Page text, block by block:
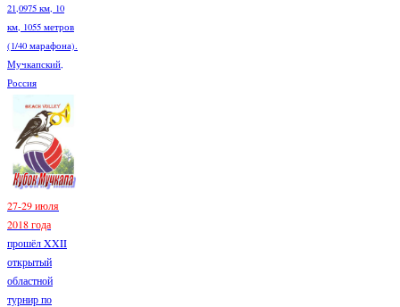
21,0975 км, 10
км, 1055 метров
(1/40 марафона).
Мучкапский,
Россия
27-29 июля
2018 года
прошёл XXII
открытый
областной
турнир по